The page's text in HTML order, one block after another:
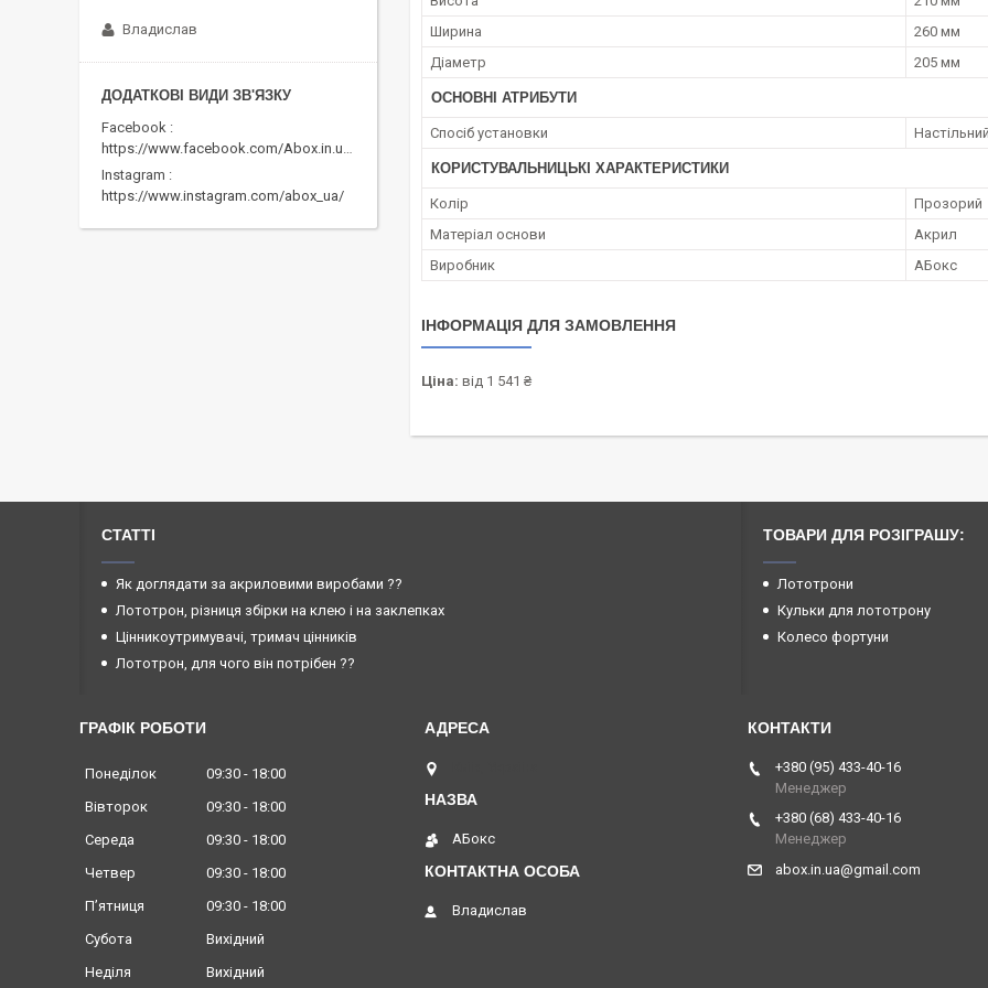
Ширина
260 мм
Діаметр
205 мм
ОСНОВНІ АТРИБУТИ
Спосіб установки
КОРИСТУВАЛЬНИЦЬКІ ХАРАКТЕРИСТИКИ
Колір
Прозорий
Матеріал основи
Акрил
Виробник
АБокс
ІНФОРМАЦІЯ ДЛЯ ЗАМОВЛЕННЯ
Ціна: від 1 541 ₴
Владислав
Facebook
https://www.facebook.com/Abox.in.ua/
Instagram
https://www.instagram.com/abox_ua/
СТАТТІ
Як доглядати за акриловими виробами ??
Лототрон, різниця збірки на клею і на заклепках
Цінникоутримувачі, тримач цінників
Лототрон, для чого він потрібен ??
ТОВАРИ ДЛЯ РОЗІГРАШУ:
Лототрони
Кульки для лототрону
Колесо фортуни
ГРАФІК РОБОТИ
Понеділок 09:30
18:00
Вівторок
09:30
18:00
Середа
09:30
18:00
Четвер
09:30
18:00
Пʼятниця
09:30
18:00
Субота
Вихідний
Неділя
Вихідний
АБокс
Владислав
+380 (95) 433-40-16
Менеджер
+380 (68) 433-40-16
Менеджер
abox.in.ua@gmail.com